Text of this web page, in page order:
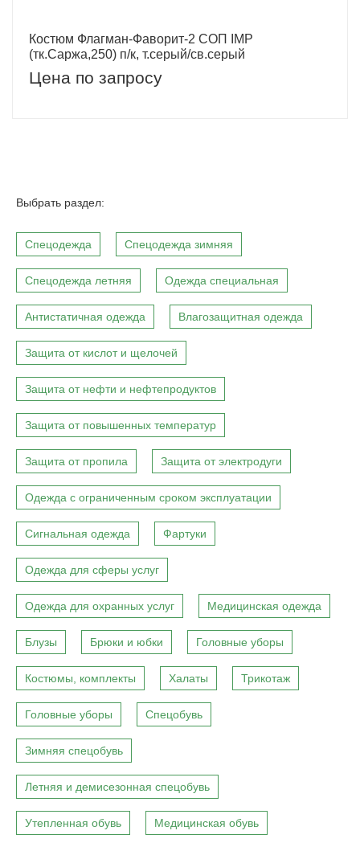
Костюм Флагман-Фаворит-2 СОП IMP
(тк.Саржа,250) п/к, т.серый/св.серый
Цена по запросу
Выбрать раздел:
Спецодежда Спецодежда зимняя
Спецодежда летняя Одежда специальная
Антистатичная одежда Влагозащитная одежда
Защита от кислот и щелочей
Защита от нефти и нефтепродуктов
Защита от повышенных температур
Защита от пропила Защита от электродуги
Одежда с ограниченным сроком эксплуатации
Сигнальная одежда Фартуки
Одежда для сферы услуг
Одежда для охранных услуг Медицинская одежда
Блузы Брюки и юбки Головные уборы
Костюмы, комплекты Халаты Трикотаж
Головные уборы Спецобувь
Зимняя спецобувь
Летняя и демисезонная спецобувь
Утепленная обувь Медицинская обувь